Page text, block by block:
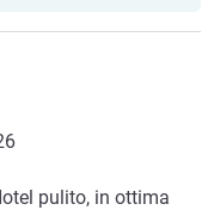
pulito, in ottima